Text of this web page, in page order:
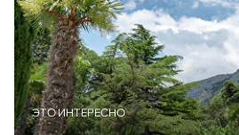
ЭТО ИНТЕРЕСНО